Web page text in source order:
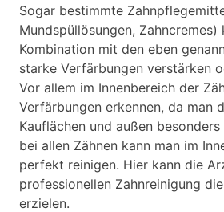
Sogar bestimmte
Mundspüllösungen, Zahncremes)
Kombination mit den eben
starke Verfärbungen verstärken
Vor allem im Innenbereich der
Verfärbungen erkennen, da man
Kauflächen und außen
bei allen Zähnen kann man im
perfekt reinigen. Hier kann die
professionellen Zahnreinigung
erzielen.